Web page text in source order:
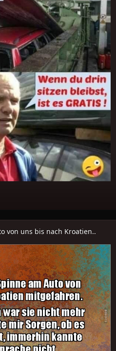
von uns bis nach Kroatien..